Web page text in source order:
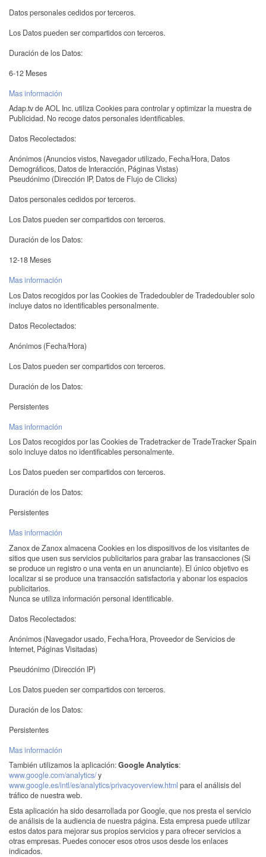
Datos personales cedidos por terceros.
Los Datos pueden ser compartidos con terceros.
Duración de los Datos:
6-12 Meses
Mas información
Adap.tv de AOL Inc. utiliza Cookies para controlar y optimizar la muestra de
Publicidad. No recoge datos personales identificables.
Datos Recolectados:
Anónimos (Anuncios vistos, Navegador utilizado, Fecha/Hora, Datos
Demográficos, Datos de Interacción, Páginas Vistas)
Pseudónimo (Dirección IP, Datos de Flujo de Clicks)
Datos personales cedidos por terceros.
Los Datos pueden ser compartidos con terceros.
Duración de los Datos:
12-18 Meses
Mas información
Los Datos recogidos por las Cookies de Tradedoubler de Tradedoubler solo
incluye datos no identificables personalmente.
Datos Recolectados:
Anónimos (Fecha/Hora)
Los Datos pueden ser compartidos con terceros.
Duración de los Datos:
Persistentes
Mas información
Los Datos recogidos por las Cookies de Tradetracker de TradeTracker Spain
solo incluye datos no identificables personalmente.
Los Datos pueden ser compartidos con terceros.
Duración de los Datos:
Persistentes
Mas información
Zanox de Zanox almacena Cookies en los dispositivos de los visitantes de
sitios que usen sus servicios publicitarios para grabar las transacciones (Si
se produce un registro o una venta en un anunciante). El único objetivo es
localizar si se produce una transacción satisfactoria y abonar los espacios
publicitarios.
Nunca se utiliza información personal identificable.
Datos Recolectados:
Anónimos (Navegador usado, Fecha/Hora, Proveedor de Servicios de
Internet, Páginas Visitadas)
Pseudónimo (Dirección IP)
Los Datos pueden ser compartidos con terceros.
Duración de los Datos:
Persistentes
Mas información
También utilizamos la aplicación:Google Analytics:
www.google.com/analytics/y
www.google.es/intl/es/analytics/privacyoverview.html para el análisis del
tráfico de nuestra web.
Esta aplicación ha sido desarrollada por Google, que nos presta el servicio
de análisis de la audiencia de nuestra página. Esta empresa puede utilizar
estos datos para mejorar sus propios servicios y para ofrecer servicios a
otras empresas. Puedes conocer esos otros usos desde los enlaces
indicados.